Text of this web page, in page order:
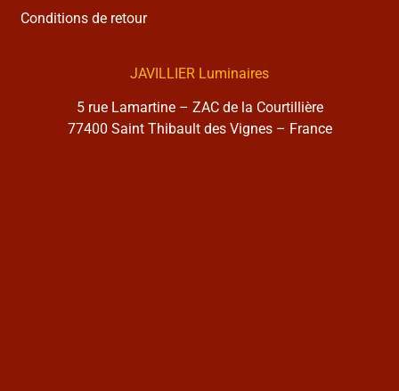
Conditions de retour
JAVILLIER Luminaires
5 rue Lamartine – ZAC de la Courtillière
77400 Saint Thibault des Vignes – France